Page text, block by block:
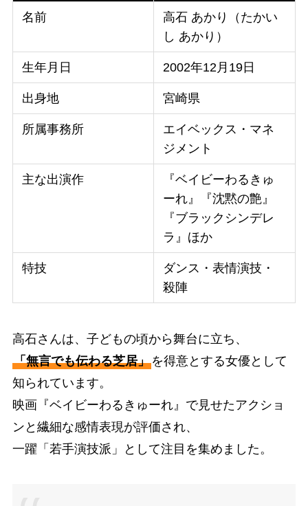
名前
高石 あかり（たかい
し あかり）
生年月日 2002年12月19日
出身地 宮崎県
所属事務所
エイベックス・マネ
ジメント
主な出演作
『ベイビーわるきゅ
ーれ』『沈黙の艶』
『ブラックシンデレ
ラ』ほか
特技
ダンス・表情演技・
殺陣
高石さんは、子どもの頃から舞台に立ち、
「無言でも伝わる芝居」を得意とする女優として
知られています。
映画『ベイビーわるきゅーれ』で見せたアクショ
ンと繊細な感情表現が評価され、
一躍「若手演技派」として注目を集めました。